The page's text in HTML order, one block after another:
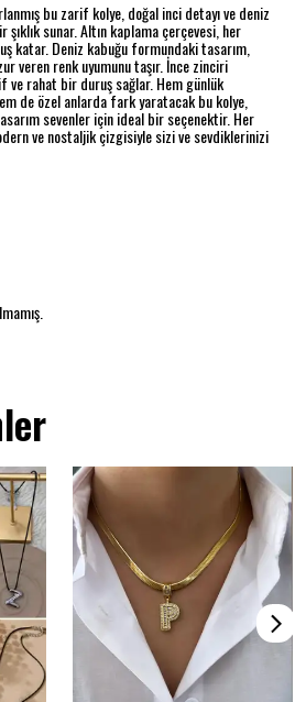
bu zarif kolye, doğal inci detayı ve deniz
şıklık sunar. Altın kaplama çerçevesi, her
katar. Deniz kabuğu formundaki tasarım,
veren renk uyumunu taşır. İnce zinciri
ve rahat bir duruş sağlar. Hem günlük
de özel anlarda fark yaratacak bu kolye,
sevenler için ideal bir seçenektir. Her
ve nostaljik çizgisiyle sizi ve sevdiklerinizi